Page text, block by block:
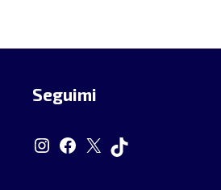
Seguimi
Instagram
Facebook
X